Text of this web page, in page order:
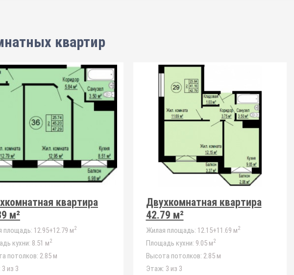
квартир
квартира
м²
площадь: 12.95+12.79 м2
кухни: 8.51 м2
потолков: 2.85 м
3 из 3
Двухкомнатная квартира
42.79 м²
Жилая площадь: 12.15+11.69 м2
Площадь кухни: 9.05 м2
Высота потолков: 2.85 м
Этаж: 3 из 3